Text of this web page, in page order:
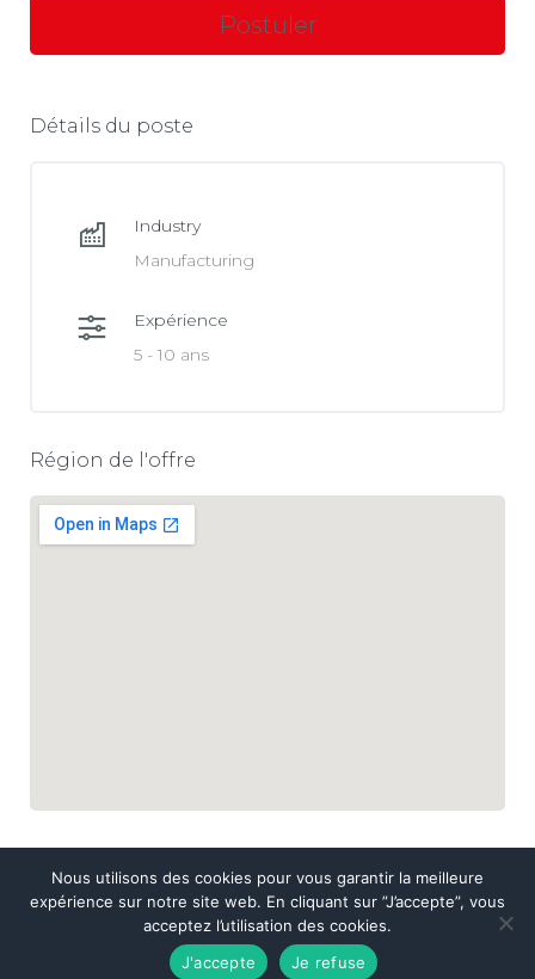
Détails du poste
Industry
Manufacturing
Expérience
5 - 10 ans
Région de l'offre
Les Négociales Emploi. Tous droits réservés.
Nous utilisons des cookies pour vous garantir la meilleure
expérience sur notre site web. En cliquant sur ”J’accepte”, vous
acceptez l’utilisation des cookies.
J'accepte
Je refuse